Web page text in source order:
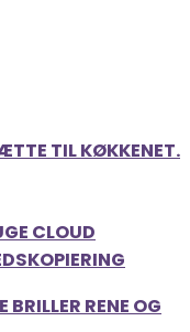
TIL KØKKENET.
CLOUD
RENE OG